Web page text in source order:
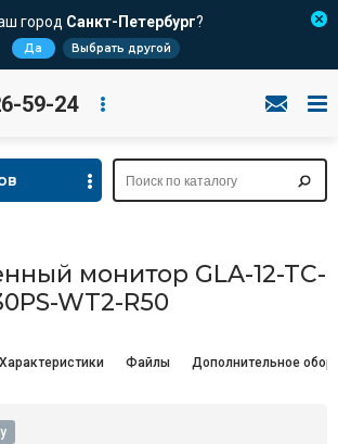
город Санкт-Петербург?
Да Выбрать другой
59-24
монитор GLA-12-TC-
WT2-R50
Характеристики Файлы Дополнительное